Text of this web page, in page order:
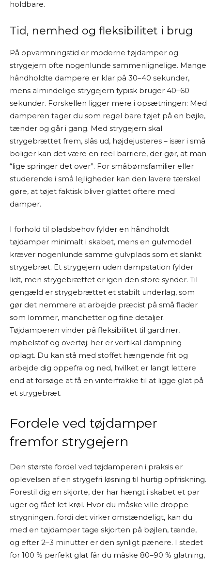
holdbare.
Tid, nemhed og fleksibilitet i brug
På opvarmningstid er moderne tøjdamper og
strygejern ofte nogenlunde sammenlignelige. Mange
håndholdte dampere er klar på 30–40 sekunder,
mens almindelige strygejern typisk bruger 40–60
sekunder. Forskellen ligger mere i opsætningen: Med
damperen tager du som regel bare tøjet på en bøjle,
tænder og går i gang. Med strygejern skal
strygebrættet frem, slås ud, højdejusteres – især i små
boliger kan det være en reel barriere, der gør, at man
“lige springer det over”. For småbørnsfamilier eller
studerende i små lejligheder kan den lavere tærskel
gøre, at tøjet faktisk bliver glattet oftere med
damper.
I forhold til pladsbehov fylder en håndholdt
tøjdamper minimalt i skabet, mens en gulvmodel
kræver nogenlunde samme gulvplads som et slankt
strygebræt. Et strygejern uden dampstation fylder
lidt, men strygebrættet er igen den store synder. Til
gengæld er strygebrættet et stabilt underlag, som
gør det nemmere at arbejde præcist på små flader
som lommer, manchetter og fine detaljer.
Tøjdamperen vinder på fleksibilitet til gardiner,
møbelstof og overtøj: her er vertikal dampning
oplagt. Du kan stå med stoffet hængende frit og
arbejde dig oppefra og ned, hvilket er langt lettere
end at forsøge at få en vinterfrakke til at ligge glat på
et strygebræt.
Fordele ved tøjdamper
fremfor strygejern
Den største fordel ved tøjdamperen i praksis er
oplevelsen af en strygefri løsning til hurtig opfriskning.
Forestil dig en skjorte, der har hængt i skabet et par
uger og fået let krøl. Hvor du måske ville droppe
strygningen, fordi det virker omstændeligt, kan du
med en tøjdamper tage skjorten på bøjlen, tænde,
og efter 2–3 minutter er den synligt pænere. I stedet
for 100 % perfekt glat får du måske 80–90 % glatning,